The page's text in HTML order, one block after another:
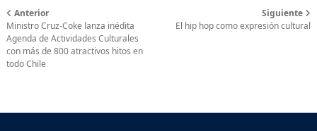
Anterior
Ministro Cruz-Coke lanza inédita
Agenda de Actividades Culturales
con más de 800 atractivos hitos en
todo Chile
Siguiente
El hip hop como expresión cultural